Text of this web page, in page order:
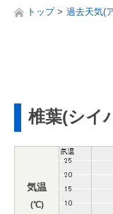
トップ 過去天気(
椎葉(シイ
気温
(℃)